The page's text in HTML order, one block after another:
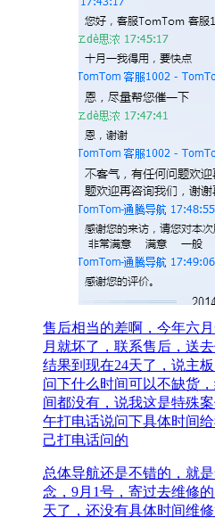
售后相当的差啊，今年六
月就坏了，联系售后，送
结果到现在24天了，说主
问下什么时间可以不缺货
间都没有，说我这是特殊
午打电话说问下具体时间
己打电话问的
总体导航还是不错的，就
念，9月1号，寄过去维修
天了，还没有具体时间维